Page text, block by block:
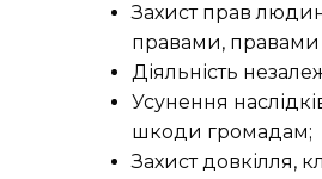
Захист прав
правами, правами
Діяльність
Усунення
шкоди громадам;
Захист довкілля,